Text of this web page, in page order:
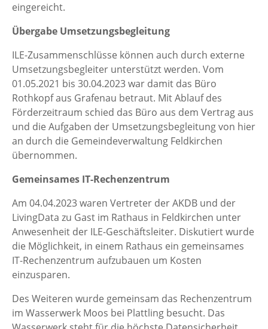
eingereicht.
Übergabe Umsetzungsbegleitung
ILE-Zusammenschlüsse können auch durch externe
Umsetzungsbegleiter unterstützt werden. Vom
01.05.2021 bis 30.04.2023 war damit das Büro
Rothkopf aus Grafenau betraut. Mit Ablauf des
Förderzeitraum schied das Büro aus dem Vertrag aus
und die Aufgaben der Umsetzungsbegleitung von hier
an durch die Gemeindeverwaltung Feldkirchen
übernommen.
Gemeinsames IT-Rechenzentrum
Am 04.04.2023 waren Vertreter der AKDB und der
LivingData zu Gast im Rathaus in Feldkirchen unter
Anwesenheit der ILE-Geschäftsleiter. Diskutiert wurde
die Möglichkeit, in einem Rathaus ein gemeinsames
IT-Rechenzentrum aufzubauen um Kosten
einzusparen.
Des Weiteren wurde gemeinsam das Rechenzentrum
im Wasserwerk Moos bei Plattling besucht. Das